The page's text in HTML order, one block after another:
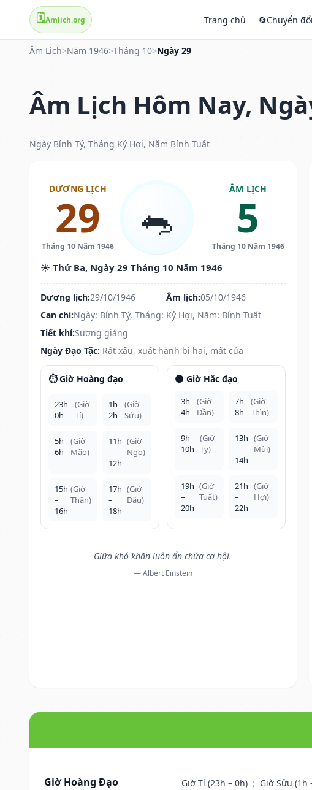
🗓️Amlich.org Trang chủ 🔄Chuyển
Âm Lịch>Năm 1946>Tháng 10>Ngày 29
Âm Lịch Hôm Nay,
Ngày Bính Tý, Tháng Kỷ Hợi, Năm Bính Tuất
DƯƠNG LỊCH
29
Tháng 10 Năm 1946
🐀
ÂM LỊCH
5
Tháng 10 Năm 1946
☀️ Thứ Ba, Ngày 29 Tháng 10 Năm 1946
Dương lịch:29/10/1946 Âm lịch:05/10/1946
Can chi:Ngày: Bính Tý, Tháng: Kỷ Hợi, Năm: Bính Tuất
Tiết khí:Sương giáng
Ngày Đạo Tặc: Rất xấu, xuất hành bị hại, mất của
⏱️ Giờ Hoàng đạo
23h –
0h
(Giờ
Tí)
1h –
2h
(Giờ
Sửu)
5h –
6h
(Giờ
Mão)
11h
–
12h
(Giờ
Ngọ)
15h
–
16h
(Giờ
Thân)
17h
–
18h
(Giờ
Dậu)
🌑 Giờ Hắc đạo
3h –
4h
(Giờ
Dần)
7h –
8h
(Giờ
Thìn)
9h –
10h
(Giờ
Tỵ)
13h
–
14h
(Giờ
Mùi)
19h
–
20h
(Giờ
Tuất)
21h
–
22h
(Giờ
Hợi)
Giữa khó khăn luôn ẩn chứa cơ hội.
— Albert Einstein
Giờ Hoàng Đạo Giờ Tí (23h – 0h) ; Giờ Sửu (1h